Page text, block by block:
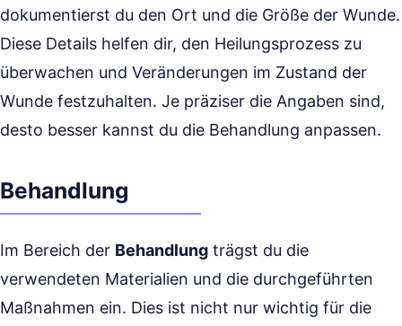
dokumentierst du den Ort und die Größe der Wunde.
Diese Details helfen dir, den Heilungsprozess zu
überwachen und Veränderungen im Zustand der
Wunde festzuhalten. Je präziser die Angaben sind,
desto besser kannst du die Behandlung anpassen.
Behandlung
Im Bereich der Behandlung trägst du die
verwendeten Materialien und die durchgeführten
Maßnahmen ein. Dies ist nicht nur wichtig für die